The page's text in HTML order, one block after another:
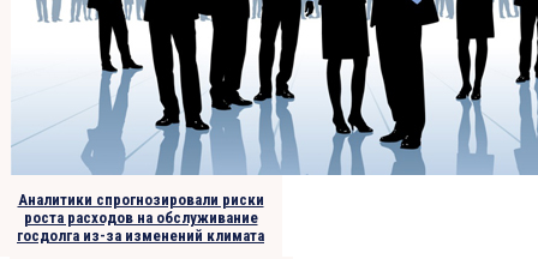
Аналитики спрогнозировали риски
роста расходов на обслуживание
госдолга из-за изменений климата